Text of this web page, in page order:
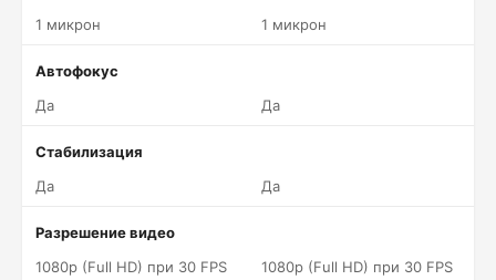
1 микрон
1 микрон
Автофокус
Да
Да
Стабилизация
Да
Да
Разрешение видео
1080p (Full HD) при 30 FPS
1080p (Full HD) при 30 FPS